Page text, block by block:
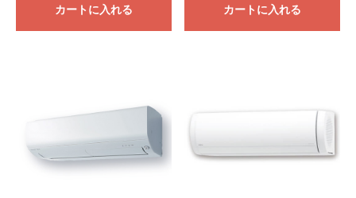
カートに入れる カートに入れる